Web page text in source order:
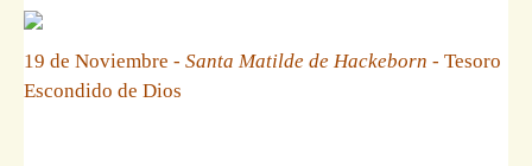
19 de Noviembre - Santa Matilde de Hackeborn - Tesoro
Escondido de Dios